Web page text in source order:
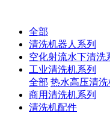
全部
清洗机器人系列
空化射流水下清洗
工业清洗机系列
全部 热水高压清洗
商用清洗机系列
清洗机配件